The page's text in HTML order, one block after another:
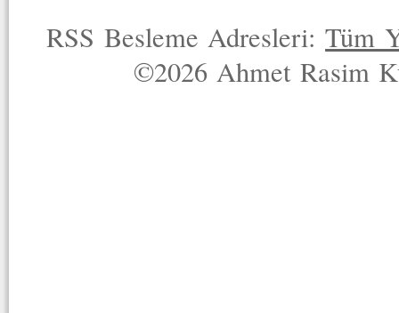
RSS Besleme Adresleri:Tüm
©2026 Ahmet Rasim